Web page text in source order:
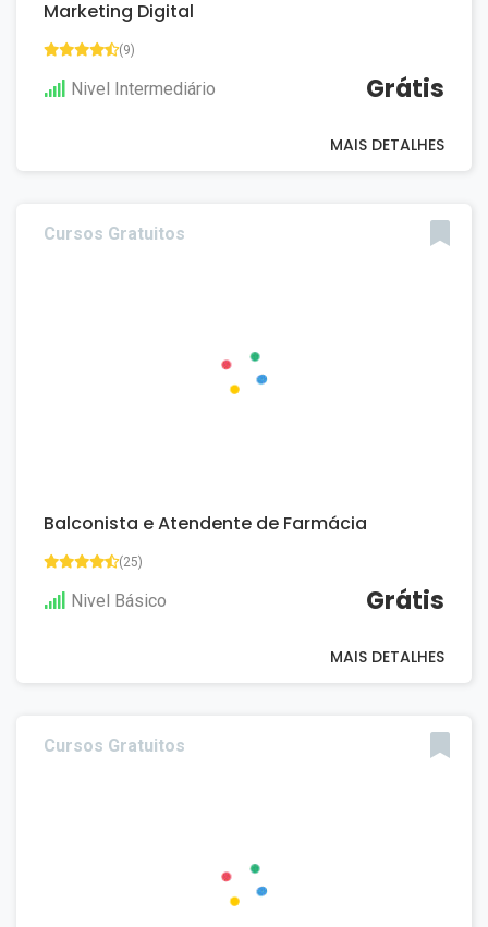
Marketing Digital
(9)
Nivel Intermediário Grátis
MAIS DETALHES
Cursos Gratuitos
Balconista e Atendente de Farmácia
(25)
Nivel Básico Grátis
MAIS DETALHES
Cursos Gratuitos